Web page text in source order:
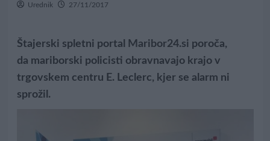
Urednik 27/11/2017
Štajerski spletni portal Maribor24.si poroča,
da mariborski policisti obravnavajo krajo v
trgovskem centru E. Leclerc, kjer se alarm ni
sprožil.